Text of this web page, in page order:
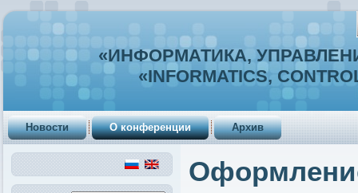
«ИНФОРМАТИКА,
«INFORMATICS,
Новости О конференции Архив